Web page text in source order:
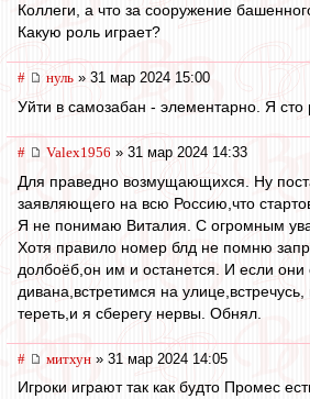
Коллеги, а что за сооружение
Какую роль играет?
# нуль » 31 мар 2024 15:00
Уйти в самозабан - элементарно. Я сто
# Valex1956 » 31 мар 2024 14:33
Для праведно возмущающихся. Ну
заявляющего на всю Россию,что
Я не понимаю Виталия. С огромным
Хотя правило номер блд не помню
долбоёб,он им и останется. И если они
дивана,встретимся на
тереть,и я сберегу нервы. Обнял.
# митхун » 31 мар 2024 14:05
Игроки играют так как будто Промес